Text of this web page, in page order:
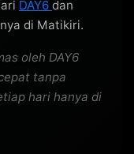
DAY6 dan
di Matikiri.
oleh DAY6
tanpa
hari hanya di